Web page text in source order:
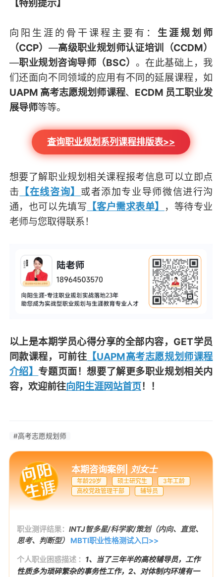
【特别提示】
向阳生涯的骨干课程主要有： 生涯规划师
（CCP） —高级职业规划师认证培训（CCDM）
—职业规划咨询导师（BSC） 。在此基础上，我
们还面向不同领域的应用有不同的延展课程，如
UAPM 高考志愿规划师课程、 ECDM 员工职业发
展导师等等。
查询职业规划系列课程排版表>>
想要了解职业规划相关课程报考信息可以立即点
击 【在线咨询】 或者添加专业导师微信进行沟
通，也可以先填写 【客户需求表单】
，等待专业
老师与您取得联系！
以上是本期学员心得分享的全部内容，GET学员
同款课程，可前往【UAPM高考志愿规划师课程
介绍】 专题页面！想要了解更多职业规划相关内
容，欢迎前往向阳生涯网站首页！！
#高考志愿规划师
本期咨询案例 刘女士
年龄29岁 硕士研究生
3年工龄
高校党政管理干部
辅导员
职业测评结果： INTJ智多星/科学家/策划（内向、直觉、
思考、判断型）
MBTI职业性格测试入口>>
个人职业困惑描述 ： 1、当了三年半的高校辅导员，工作
性质多为琐碎繁杂的事务性工作，2、对体制内环境有一